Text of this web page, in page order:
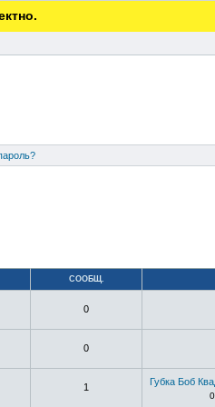
СООБЩ.
0
0
1 Губка Боб